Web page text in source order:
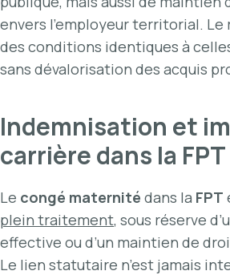
envers l’employeur territorial.
des conditions identiques à
sans dévalorisation des acquis
Indemnisation et
carrière dans la FPT
Le congé maternité dans la FPT
plein traitement, sous réserve
effective ou d’un maintien de
Le lien statutaire n’est jamais